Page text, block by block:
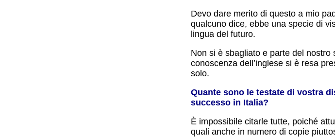
Devo dare merito di questo a mio
qualcuno dice, ebbe una specie di
lingua del futuro.
Non si è sbagliato e parte del
conoscenza dell’inglese si è resa
solo.
Quante sono le testate di vostra
successo in Italia?
È impossibile citarle tutte, poiché
quali anche in numero di copie